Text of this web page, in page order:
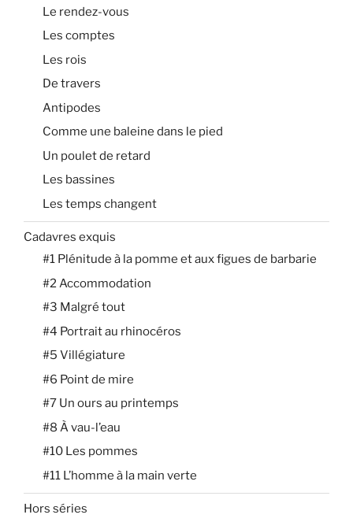
Le rendez-vous
Les comptes
Les rois
De travers
Antipodes
Comme une baleine dans le pied
Un poulet de retard
Les bassines
Les temps changent
Cadavres exquis
#1 Plénitude à la pomme et aux figues de barbarie
#2 Accommodation
#3 Malgré tout
#4 Portrait au rhinocéros
#5 Villégiature
#6 Point de mire
#7 Un ours au printemps
#8 À vau-l’eau
#10 Les pommes
#11 L’homme à la main verte
Hors séries